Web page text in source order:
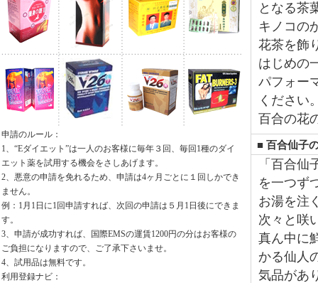
申請のルール：
1、“Eダイエット”は一人のお客様に毎年３回、毎回1種のダイ
エット薬を試用する機会をさしあげます。
2、悪意の申請を免れるため、申請は4ヶ月ごとに１回しかでき
ません。
例：1月1日に1回申請すれば、次回の申請は５月1日後にできま
す。
3、申請が成功すれば、国際EMSの運賃1200円の分はお客様の
ご負担になりますので、ご了承下さいませ。
4、試用品は無料です。
利用登録ナビ：
となる茶
キノコの
花茶を飾
はじめの
パフォー
ください
百合の花
■ 百合仙子
「百合
を一つず
お湯を注
次々と咲
真ん中に
かる仙人
気品があ